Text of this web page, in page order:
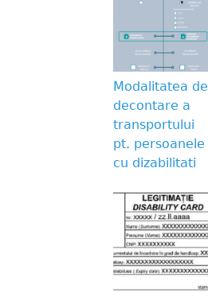
Modalitatea de
decontare a
transportului
pt. persoanele
cu dizabilitati